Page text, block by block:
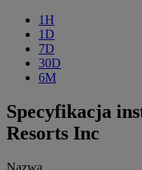
1H
1D
7D
30D
6M
Specyfikacja
Resorts Inc
Nazwa